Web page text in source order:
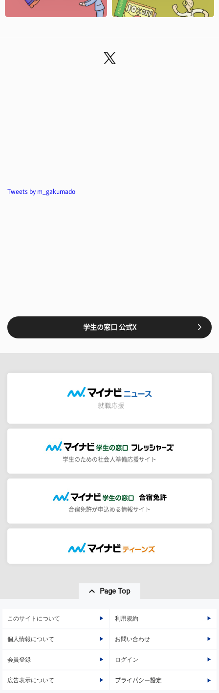
Tweets by m_gakumado
学生の窓口 公式X
学生のための社会人準備応援サイト
合宿免許が申込める情報サイト
Page Top
このサイトについて 利用規約
個人情報について お問い合わせ
会員登録 ログイン
広告表示について プライバシー設定